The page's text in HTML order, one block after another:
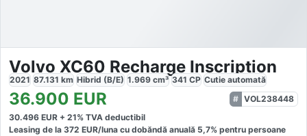
Volvo XC60 Recharge Inscription
2021 87.131 km Hibrid (B/E) 1.969 cm³ 341 CP Cutie automată
36.900 EUR
VOL238448
30.496 EUR + 21% TVA deductibil
Leasing de la 372 EUR/luna cu dobăndă anuală 5,7% pentru persoane